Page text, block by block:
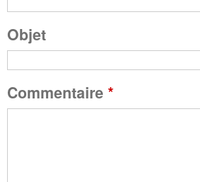
g
e
s
Objet
Commentaire *